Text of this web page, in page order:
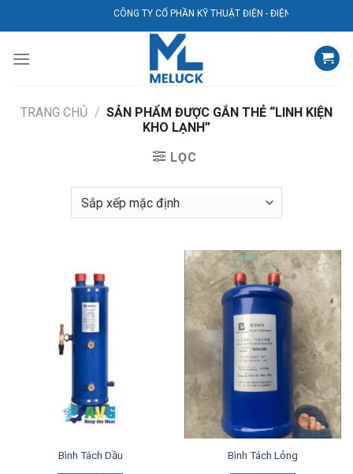
qua
dung
CÔNG TY CỔ PHẦN KỸ THUẬT ĐIỆN - ĐIỆN LẠNH AVG
TRANG CHỦ / SẢN PHẨM ĐƯỢC GẮN THẺ “LINH KIỆN
KHO LẠNH”
LỌC
Bình Tách Dầu Bình Tách Lỏng